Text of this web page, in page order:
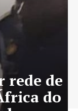
rede de
do